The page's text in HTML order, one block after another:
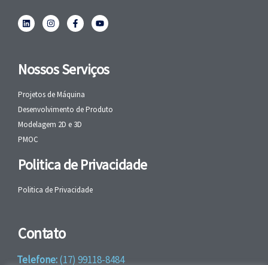
Nossos Serviços
Projetos de Máquina
Desenvolvimento de Produto
Modelagem 2D e 3D
PMOC
Politica de Privacidade
Politica de Privacidade
Contato
Telefone:(17) 99118-8484